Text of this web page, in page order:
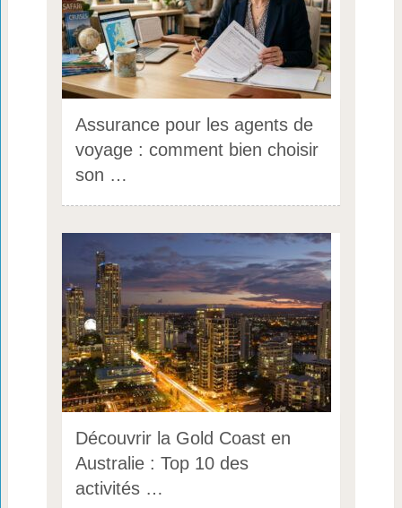
Assurance pour les agents de
voyage : comment bien choisir
son …
Découvrir la Gold Coast en
Australie : Top 10 des
activités …